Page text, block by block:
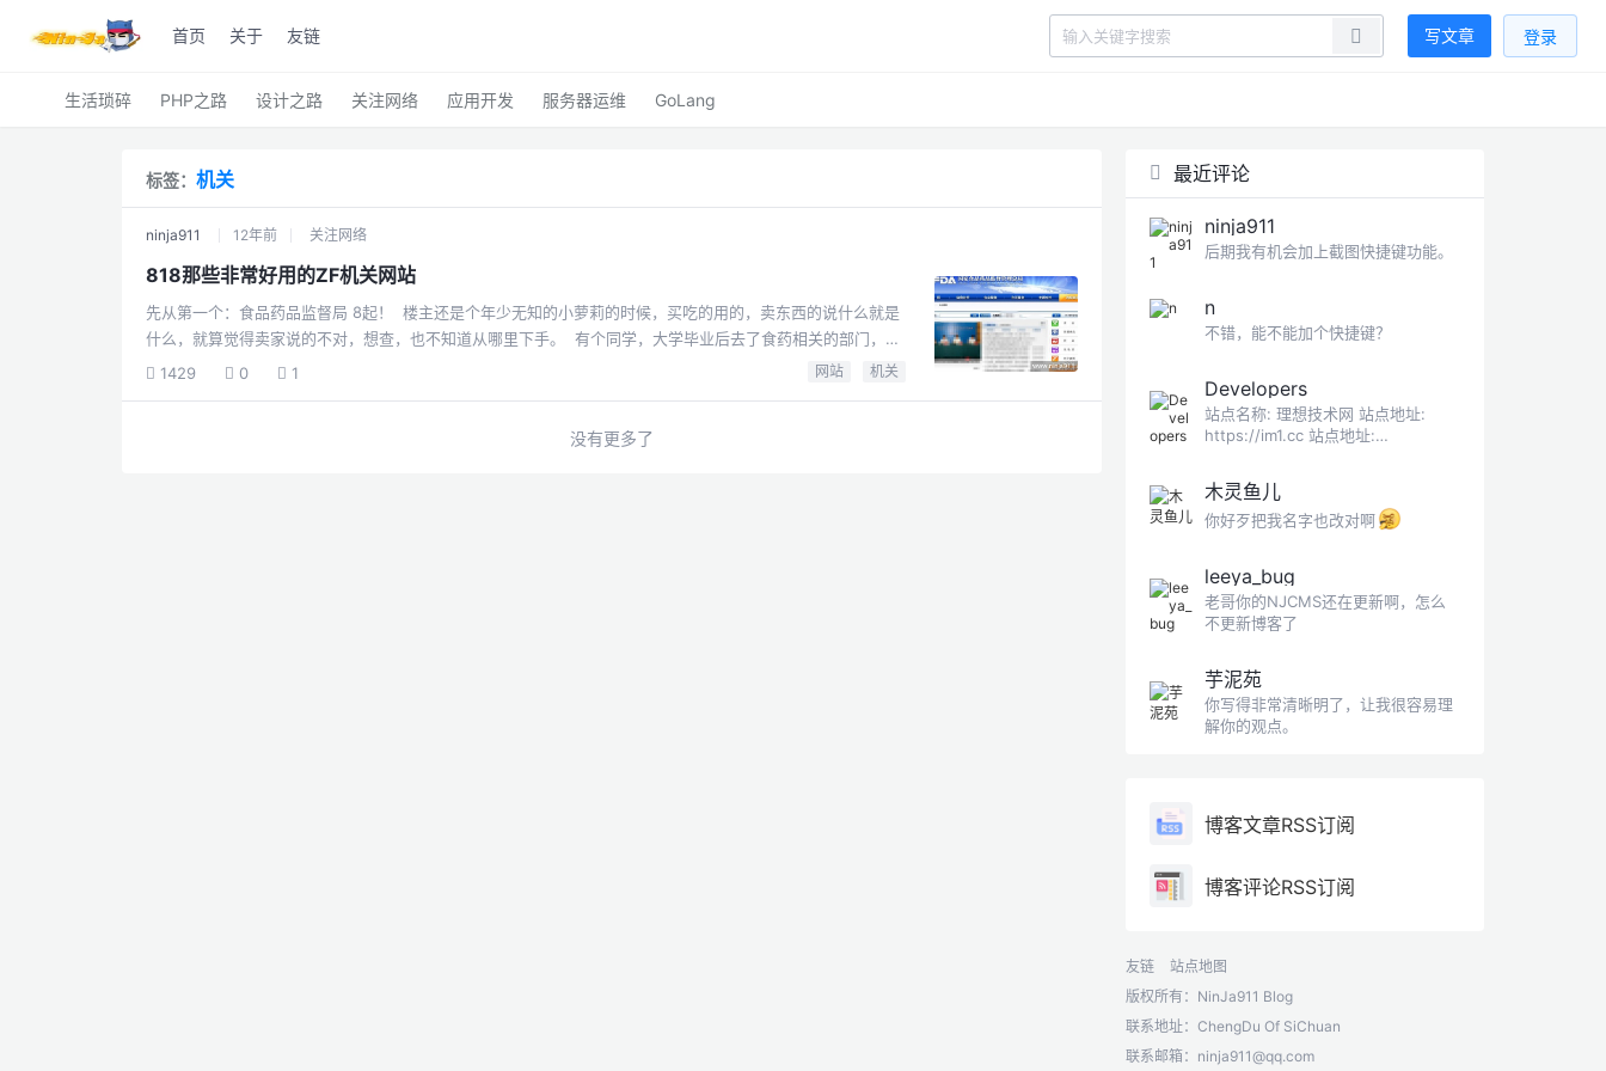
首页 关于 友链 写文章 登录
生活琐碎 PHP之路 设计之路 关注网络 应用开发 服务器运维 GoLang
标签： 机关
ninja911 12年前 关注网络
818那些非常好用的ZF机关网站
先从第一个：食品药品监督局 8起！ 楼主还是个年少无知的小萝莉的时候，买吃的用的，卖东西的说什么就是
什么，就算觉得卖家说的不对，想查，也不知道从哪里下手。 有个同学，大学毕业后去了食药相关的部门，他
向楼主普及了这个机关的官网。 因为我国食品安全比较那啥，所以这个机构存在感很低，但是！ 真的很有
1429 0 1 网站 机关
没有更多了
最近评论
ninja911
后期我有机会加上截图快捷键功能。
n
不错，能不能加个快捷键？
Developers
站点名称: 理想技术网 站点地址:
https://im1.cc 站点地址:
用智慧整合创造新价值
木灵鱼儿
你好歹把我名字也改对啊
leeya_bug
老哥你的NJCMS还在更新啊，怎么
不更新博客了
芋泥苑
你写得非常清晰明了，让我很容易理
解你的观点。
博客文章RSS订阅
博客评论RSS订阅
友链
站点地图
版权所有：NinJa911 Blog
联系地址：ChengDu Of SiChuan
联系邮箱： ninja911@qq.com